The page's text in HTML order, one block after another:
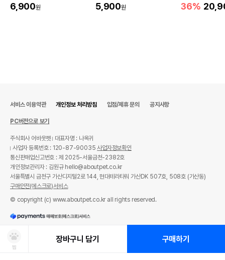
6,900원 5,900원 36%
찜
장바구니 담기 구매하기
서비스 이용약관 개인정보 처리방침 입점/제휴 문의 공지사항
PC버전으로 보기
주식회사 어바웃펫
대표자명 : 나옥귀
사업자 등록번호 : 120-87-90035사업자정보확인
통신판매업신고번호 : 제 2025-서울금천-2382호
개인정보관리자 : 김원규 hello@aboutpet.co.kr
서울특별시 금천구 가산디지털2로 144, 현대테라타워 가산DK 507호, 508호 (가산동)
구매안전(에스크로)서비스
© copyright (c) www.aboutpet.co.kr all rights reserved.